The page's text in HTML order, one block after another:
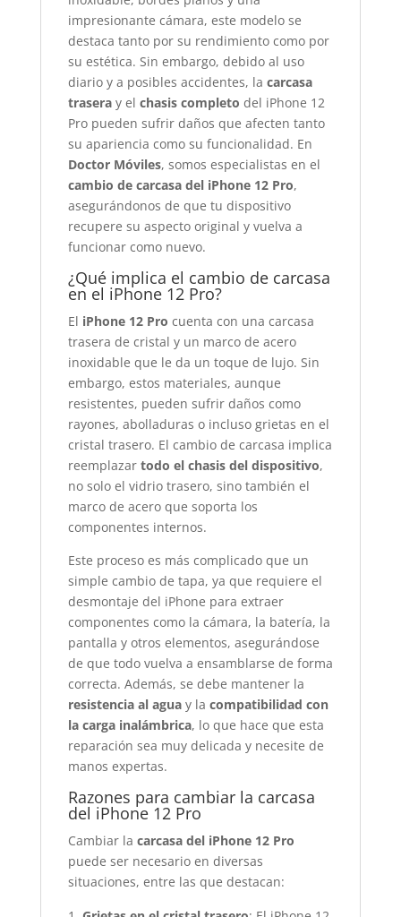
impresionante cámara, este modelo se
destaca tanto por su rendimiento como por
su estética. Sin embargo, debido al uso
diario y a posibles accidentes, la carcasa
traseray el chasis completo del iPhone 12
Pro pueden sufrir daños que afecten tanto
su apariencia como su funcionalidad. En
Doctor Móviles, somos especialistas en el
cambio de carcasa del iPhone 12 Pro,
asegurándonos de que tu dispositivo
recupere su aspecto original y vuelva a
funcionar como nuevo.
¿Qué implica el cambio de carcasa
en el iPhone 12 Pro?
El iPhone 12 Pro cuenta con una carcasa
trasera de cristal y un marco de acero
inoxidable que le da un toque de lujo. Sin
embargo, estos materiales, aunque
resistentes, pueden sufrir daños como
rayones, abolladuras o incluso grietas en el
cristal trasero. El cambio de carcasa implica
reemplazar todo el chasis del dispositivo,
no solo el vidrio trasero, sino también el
marco de acero que soporta los
componentes internos.
Este proceso es más complicado que un
simple cambio de tapa, ya que requiere el
desmontaje del iPhone para extraer
componentes como la cámara, la batería, la
pantalla y otros elementos, asegurándose
de que todo vuelva a ensamblarse de forma
correcta. Además, se debe mantener la
resistencia al aguay la compatibilidad con
la carga inalámbrica, lo que hace que esta
reparación sea muy delicada y necesite de
manos expertas.
Razones para cambiar la carcasa
del iPhone 12 Pro
Cambiar la carcasa del iPhone 12 Pro
puede ser necesario en diversas
situaciones, entre las que destacan: